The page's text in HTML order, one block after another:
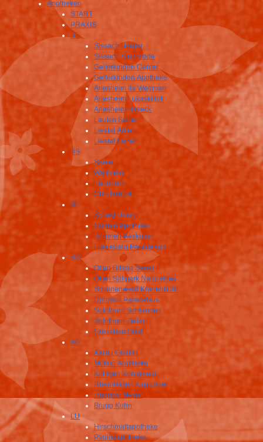
Apotheken
START
PRAXIS
BL
Sissach Berger
Sissach Strichcode
Gelterkinden Center
Gelterkinden Apotheke
Arlesheim Ita Wegman
Arlesheim Lukasklinik
Arlesheim Birseck
Laufen Saner
Liestal Adler
Liestal Saner
BS
Saner
Wettstein
Leonhard
Chrüterhüsli
SZ
Schwyz Imlig
Goldau Apotheke
Brunnen Aeskulap
Einsiedeln Paracelsus
SO
Olten Bifang Saner
Olten Sälipark Naturathek
Schönenwerd Krähenbühl
Dornach Paracelsus
Solothurn Schlangen
Solothurn Zeller
Grenchen Stadt
AG
Aarau Göldlin
Möhlin Apotheke
Küttigen Königstein
Rheinfelden Kapuziner
Roggwil Meyer
Brugg Kuhn
LU
Hirschmattapotheke
Paulusapotheke